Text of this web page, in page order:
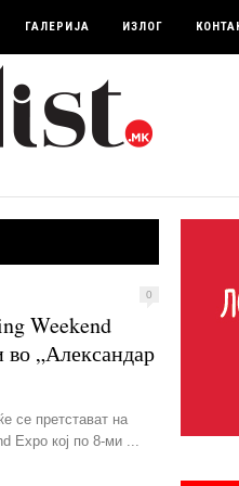
ГАЛЕРИЈА ИЗЛОГ
0
Weekend
во „Александар
се претстават на
Expo кој по 8-ми ...